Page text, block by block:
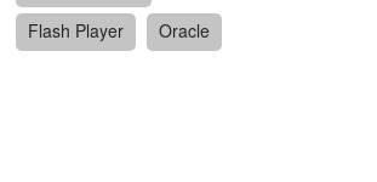
Flash Player
Oracle